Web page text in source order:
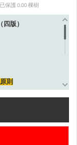
保護 0.00 棵樹
版）
則